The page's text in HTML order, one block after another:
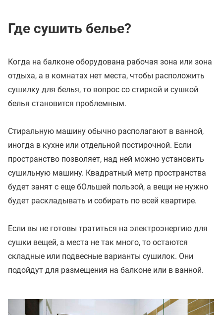
Где сушить белье?
Когда на балконе оборудована рабочая зона или зона
отдыха, а в комнатах нет места, чтобы расположить
сушилку для белья, то вопрос со стиркой и сушкой
белья становится проблемным.
Стиральную машину обычно располагают в ванной,
иногда в кухне или отдельной постирочной. Если
пространство позволяет, над ней можно установить
сушильную машину. Квадратный метр пространства
будет занят с еще бОльшей пользой, а вещи не нужно
будет раскладывать и собирать по всей квартире.
Если вы не готовы тратиться на электроэнергию для
сушки вещей, а места не так много, то остаются
складные или подвесные варианты сушилок. Они
подойдут для размещения на балконе или в ванной.